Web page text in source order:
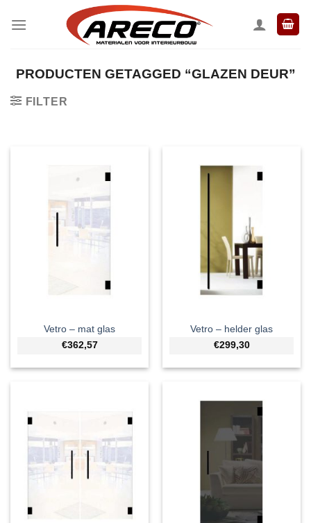
naar
PRODUCTEN GETAGGED “GLAZEN DEUR”
FILTER
Vetro – mat glas
€362,57
Vetro – helder glas
€299,30